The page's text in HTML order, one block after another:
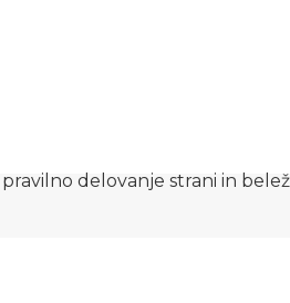
delovanje strani in